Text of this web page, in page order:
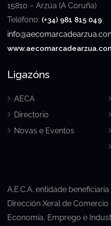
15810 – Arzúa (A Coruña)
Teléfono: (+34) 981 815 049
Ligazóns
AECA
Directorio
Novas e Eventos
A.E.C.A. entidade
Dirección Xeral de
Economía, Emprego e